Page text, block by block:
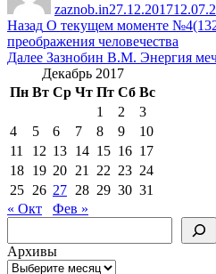
zaznob.in27.12.2017
Навигация
по
записям
Назад Предыдущая
запись:
О текущем моменте
преображения человечества
Далее Следующая
запись:
Зазнобин В.М. Энергия
Декабрь 2017
Пн Вт Ср Чт Пт Сб Вс
1
2
3
4
5 6 7 8 9
10
11
12 13 14 15 16 17
18 19 20 21 22 23 24
25 26 27 28 29 30 31
« Окт
Фев »
Архивы